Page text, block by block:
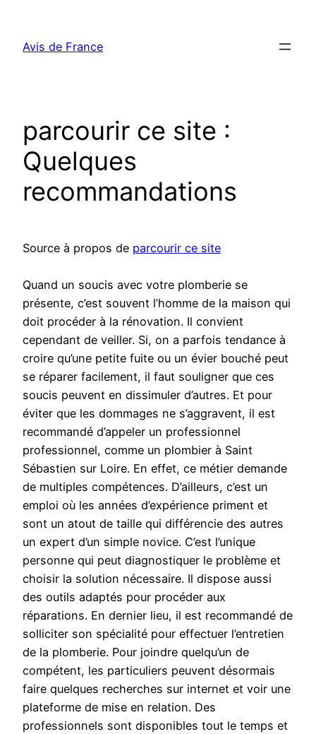
contenu
Avis de France
parcourir ce site :
Quelques
recommandations
Source à propos de parcourir ce site
Quand un soucis avec votre plomberie se
présente, c’est souvent l’homme de la maison qui
doit procéder à la rénovation. Il convient
cependant de veiller. Si, on a parfois tendance à
croire qu’une petite fuite ou un évier bouché peut
se réparer facilement, il faut souligner que ces
soucis peuvent en dissimuler d’autres. Et pour
éviter que les dommages ne s’aggravent, il est
recommandé d’appeler un professionnel
professionnel, comme un plombier à Saint
Sébastien sur Loire. En effet, ce métier demande
de multiples compétences. D’ailleurs, c’est un
emploi où les années d’expérience priment et
sont un atout de taille qui différencie des autres
un expert d’un simple novice. C’est l’unique
personne qui peut diagnostiquer le problème et
choisir la solution nécessaire. Il dispose aussi
des outils adaptés pour procéder aux
réparations. En dernier lieu, il est recommandé de
solliciter son spécialité pour effectuer l’entretien
de la plomberie. Pour joindre quelqu’un de
compétent, les particuliers peuvent désormais
faire quelques recherches sur internet et voir une
plateforme de mise en relation. Des
professionnels sont disponibles tout le temps et